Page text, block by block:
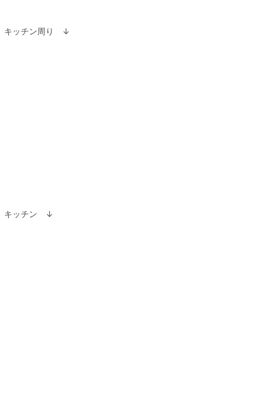
キッチン周り ↓
キッチン ↓